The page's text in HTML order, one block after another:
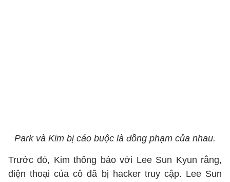
Park và Kim bị cáo buộc là đồng phạm của nhau.
Trước đó, Kim thông báo với Lee Sun Kyun rằng,
điện thoại của cô đã bị hacker truy cập. Lee Sun